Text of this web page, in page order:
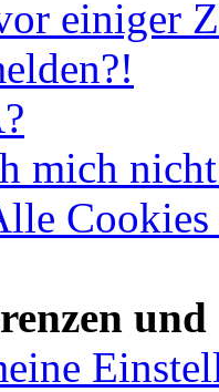
einiger
mich